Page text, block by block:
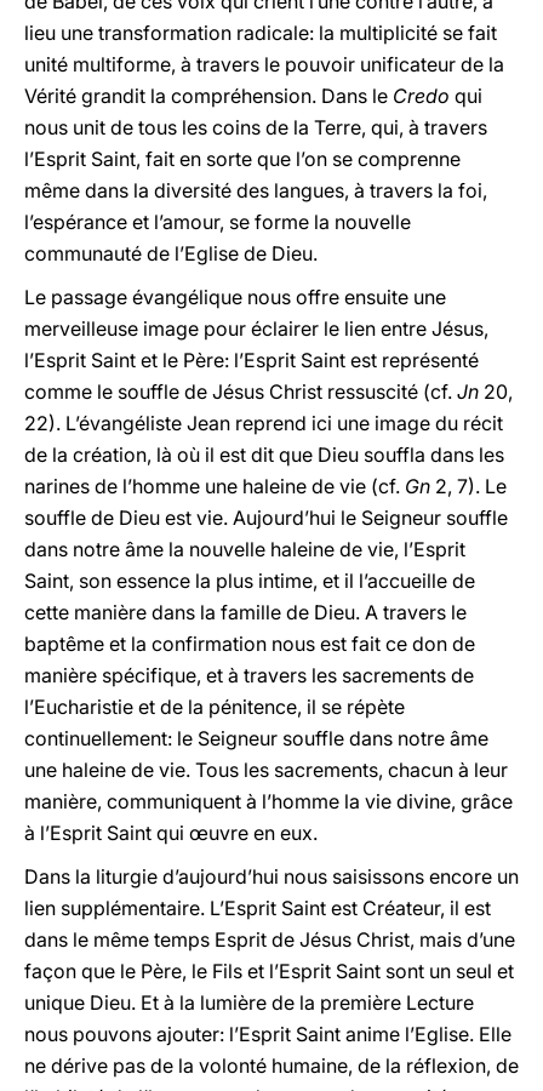
lieu une transformation radicale: la multiplicité se fait
unité multiforme, à travers le pouvoir unificateur de la
Vérité grandit la compréhension. Dans le Credo qui
nous unit de tous les coins de la Terre, qui, à travers
l’Esprit Saint, fait en sorte que l’on se comprenne
même dans la diversité des langues, à travers la foi,
l’espérance et l’amour, se forme la nouvelle
communauté de l’Eglise de Dieu.
Le passage évangélique nous offre ensuite une
merveilleuse image pour éclairer le lien entre Jésus,
l’Esprit Saint et le Père: l’Esprit Saint est représenté
comme le souffle de Jésus Christ ressuscité (cf. Jn 20,
22). L’évangéliste Jean reprend ici une image du récit
de la création, là où il est dit que Dieu souffla dans les
narines de l’homme une haleine de vie (cf. Gn 2, 7). Le
souffle de Dieu est vie. Aujourd’hui le Seigneur souffle
dans notre âme la nouvelle haleine de vie, l’Esprit
Saint, son essence la plus intime, et il l’accueille de
cette manière dans la famille de Dieu. A travers le
baptême et la confirmation nous est fait ce don de
manière spécifique, et à travers les sacrements de
l’Eucharistie et de la pénitence, il se répète
continuellement: le Seigneur souffle dans notre âme
une haleine de vie. Tous les sacrements, chacun à leur
manière, communiquent à l’homme la vie divine, grâce
à l’Esprit Saint qui œuvre en eux.
Dans la liturgie d’aujourd’hui nous saisissons encore un
lien supplémentaire. L’Esprit Saint est Créateur, il est
dans le même temps Esprit de Jésus Christ, mais d’une
façon que le Père, le Fils et l’Esprit Saint sont un seul et
unique Dieu. Et à la lumière de la première Lecture
nous pouvons ajouter: l’Esprit Saint anime l’Eglise. Elle
ne dérive pas de la volonté humaine, de la réflexion, de